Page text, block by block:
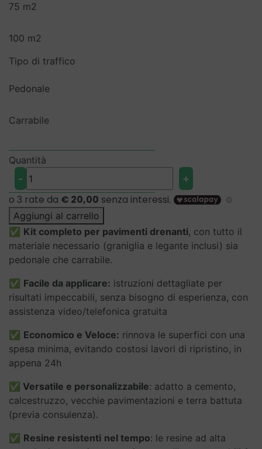
75 m2
100 m2
Tipo di traffico
Pedonale
Carrabile
Quantità
STONEDRAIN
KIT
COMPLETO
PER
PAVIMENTO
DRENANTE
CIOTTOLI
E
RESINA
quantità
- +
Aggiungi al carrello
✅ Kit completo per pavimenti drenanti, con tutto il
materiale necessario (graniglia e legante inclusi) sia
pedonale che carrabile.
✅ Facile da applicare: istruzioni dettagliate per
risultati impeccabili, senza bisogno di esperienza, con
assistenza video/telefonica gratuita
✅ Economico e Veloce: rinnova le superfici con una
spesa minima, evitando costosi lavori di ripristino, in
appena 24h
✅ Versatile e personalizzabile: adatto a cemento,
calcestruzzo, vecchie pavimentazioni e terra battuta
(previa consulenza).
✅ Resine resistenti nel tempo: le resine ad alta